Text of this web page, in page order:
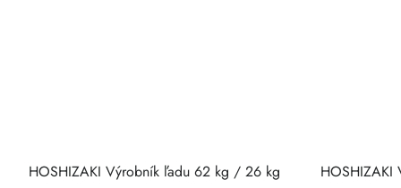
HOSHIZAKI Výrobník ľadu 62 kg / 26 kg